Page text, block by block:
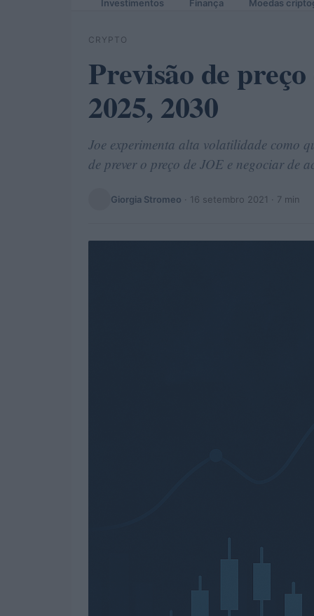
Investimentos Finança Moedas
CRYPTO
Previsão de
2025, 2030
Joe experimenta alta volatilidade como
de prever o preço de JOE e negociar de
Giorgia Stromeo · 16 setembro 2021 · 7 min